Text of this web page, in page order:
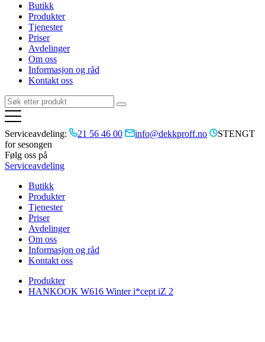
Butikk
Produkter
Tjenester
Priser
Avdelinger
Om oss
Informasjon og råd
Kontakt oss
Serviceavdeling: 21 56 46 00 info@dekkproff.no
STENGT
for sesongen
Følg oss på
Serviceavdeling
Butikk
Produkter
Tjenester
Priser
Avdelinger
Om oss
Informasjon og råd
Kontakt oss
Produkter
HANKOOK W616 Winter i*cept iZ 2